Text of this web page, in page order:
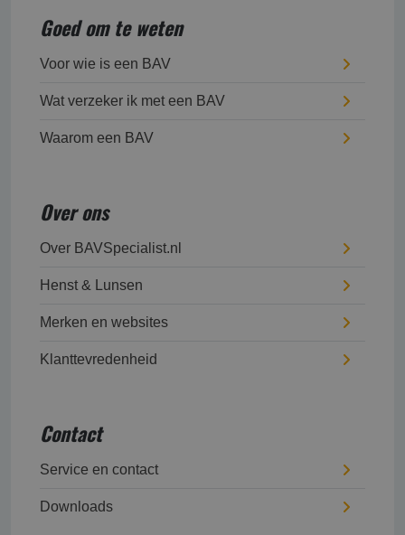
Goed om te weten
Voor wie is een BAV
Wat verzeker ik met een BAV
Waarom een BAV
Over ons
Over BAVSpecialist.nl
Henst & Lunsen
Merken en websites
Klanttevredenheid
Contact
Service en contact
Downloads